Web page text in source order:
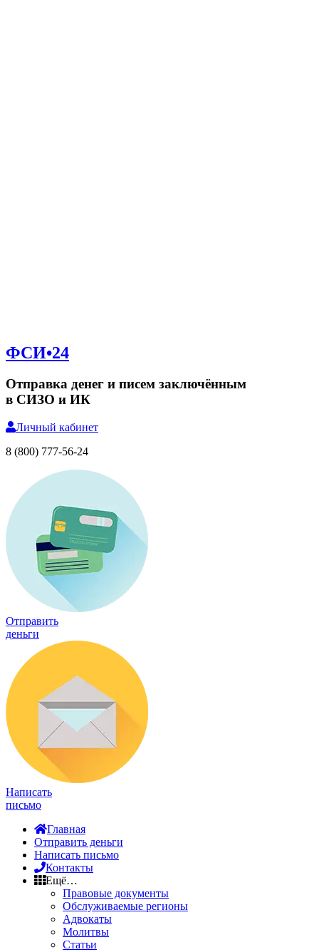
ФСИ•24
Отправка денег и писем заключённым
в СИЗО и ИК
Личный кабинет
8 (800) 777-56-24
Отправить
деньги
Написать
письмо
Главная
Отправить деньги
Написать письмо
Контакты
Ещё…
Правовые документы
Обслуживаемые регионы
Адвокаты
Молитвы
Статьи